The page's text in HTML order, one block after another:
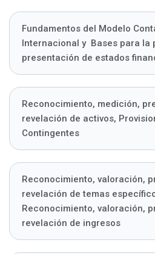
Fundamentos del Modelo
Internacional y Bases para la
presentación de estados
Reconocimiento, medición,
revelación de activos,
Contingentes
Reconocimiento, valoración,
revelación de temas
Reconocimiento, valoración,
revelación de ingresos